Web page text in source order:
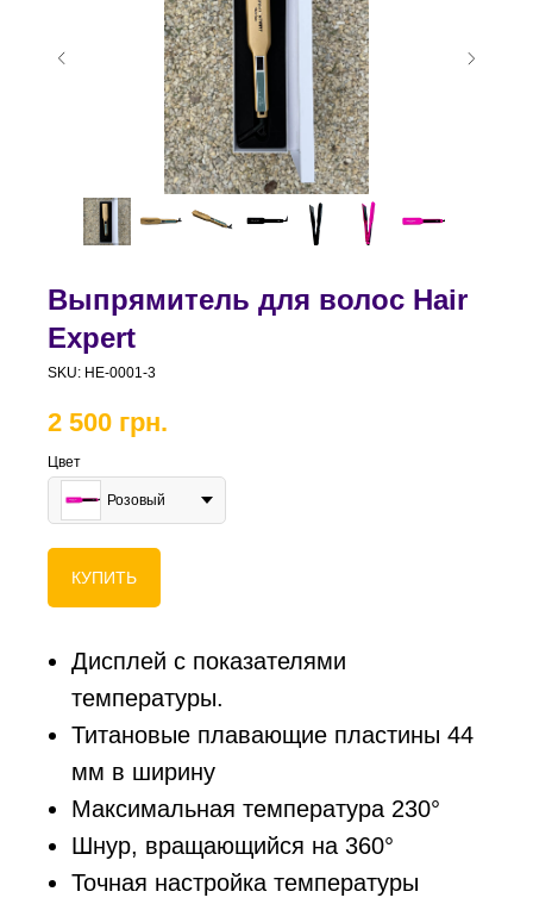
Выпрямитель для волос Hair
Expert
SKU: HE-0001-3
2 500 грн.
Цвет
Розовый
КУПИТЬ
Дисплей с показателями
температуры.
Титановые плавающие пластины 44
мм в ширину
Максимальная температура 230°
Шнур, вращающийся на 360°
Точная настройка температуры